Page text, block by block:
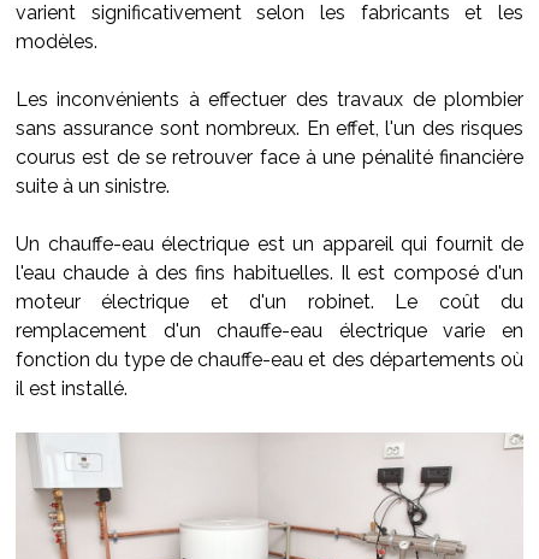
varient significativement selon les fabricants et les
modèles.
Les inconvénients à effectuer des travaux de plombier
sans assurance sont nombreux. En effet, l'un des risques
courus est de se retrouver face à une pénalité financière
suite à un sinistre.
Un chauffe-eau électrique est un appareil qui fournit de
l'eau chaude à des fins habituelles. Il est composé d'un
moteur électrique et d'un robinet. Le coût du
remplacement d'un chauffe-eau électrique varie en
fonction du type de chauffe-eau et des départements où
il est installé.